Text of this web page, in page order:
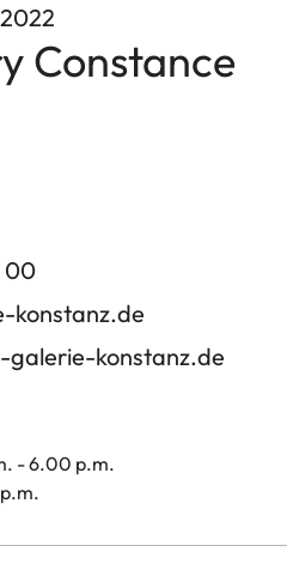
Constance
00
konstanz.de
konstanz.de
- 6.00 p.m.